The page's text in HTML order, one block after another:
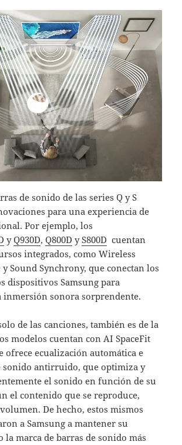
de sonido de las series Q y S
para una experiencia de
Por ejemplo, los
yQ930D,Q800D yS800D cuentan
integrados, como Wireless
Sound Synchrony, que conectan los
dispositivos Samsung para
inmersión sonora sorprendente.
de las canciones, también es de la
modelos cuentan con AI SpaceFit
ofrece ecualización automática e
sonido antirruido, que optimiza y
el sonido en función de su
el contenido que se reproduce,
De hecho, estos mismos
a Samsung a mantener su
la marca de barras de sonido más